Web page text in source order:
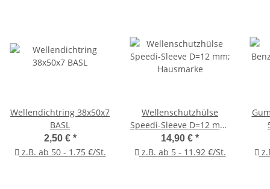
Wellendichtring 38x50x7
BASL
2,50 € *
z.B. ab 50 - 1.75 €/St.
Wellenschutzhülse
Speedi-Sleeve D=12 mm;
Hausmarke
14,90 € *
z.B. ab 5 - 11.92 €/St.